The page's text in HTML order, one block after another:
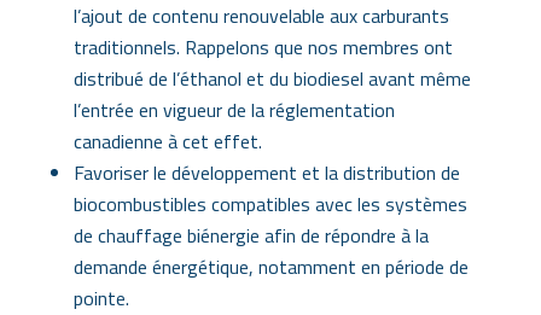
l’ajout de contenu renouvelable aux carburants
traditionnels. Rappelons que nos membres ont
distribué de l’éthanol et du biodiesel avant même
l’entrée en vigueur de la réglementation
canadienne à cet effet.
Favoriser le développement et la distribution de
biocombustibles compatibles avec les systèmes
de chauffage biénergie afin de répondre à la
demande énergétique, notamment en période de
pointe.